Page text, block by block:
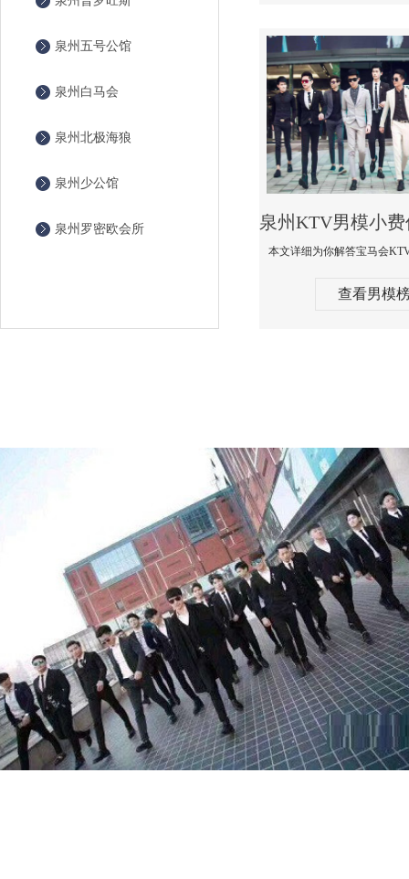
泉州五号公馆
泉州白马会
泉州北极海狼
泉州少公馆
泉州罗密欧会所
查看男模